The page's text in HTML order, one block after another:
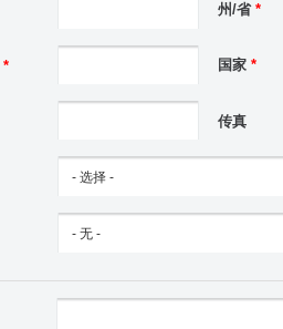
州/省 *
* 国家 *
传真